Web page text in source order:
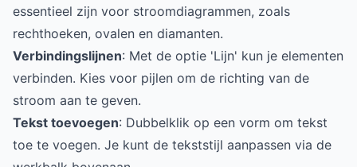
essentieel zijn voor stroomdiagrammen, zoals
rechthoeken, ovalen en diamanten.
Verbindingslijnen: Met de optie 'Lijn' kun je elementen
verbinden. Kies voor pijlen om de richting van de
stroom aan te geven.
Tekst toevoegen: Dubbelklik op een vorm om tekst
toe te voegen. Je kunt de tekststijl aanpassen via de